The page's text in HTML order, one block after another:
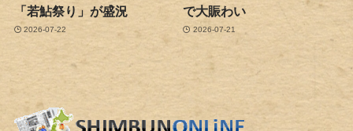
「若鮎祭り」が盛況
2026-07-22
で大賑わい
2026-07-21